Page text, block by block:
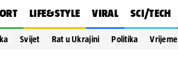
LIFE&STYLE VIRAL SCI/TECH
Svijet Rat u Ukrajini Politika Vrijeme